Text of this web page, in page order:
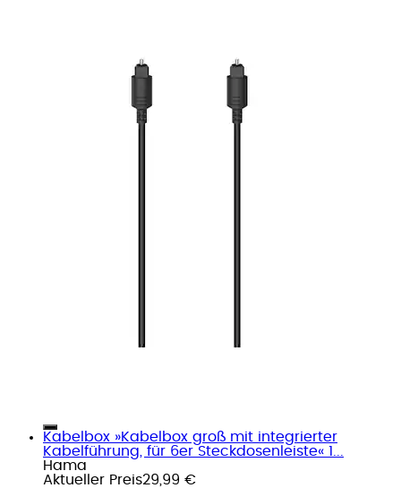
Kabelbox »Kabelbox groß mit integrierter
Kabelführung, für 6er Steckdosenleiste« 1...
Hama
Aktueller Preis29,99 €